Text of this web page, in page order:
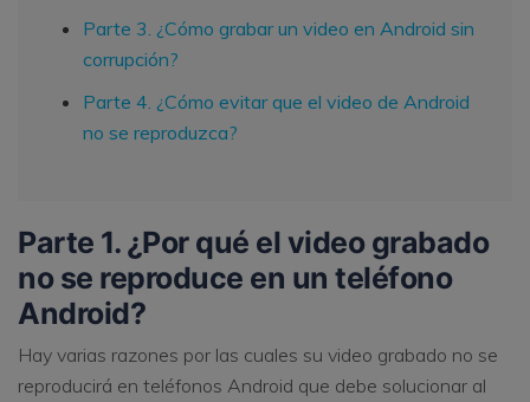
Parte 3. ¿Cómo grabar un video en Android sin
corrupción?
Parte 4. ¿Cómo evitar que el video de Android
no se reproduzca?
Parte 1. ¿Por qué el video grabado
no se reproduce en un teléfono
Android?
Hay varias razones por las cuales su video grabado no se
reproducirá en teléfonos Android que debe solucionar al